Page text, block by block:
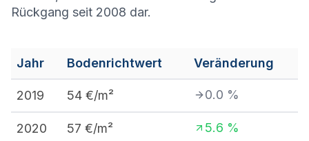
Rückgang seit 2008 dar.
Jahr Bodenrichtwert Veränderung
2019 54 €/m² 0.0 %
2020 57 €/m² 5.6 %